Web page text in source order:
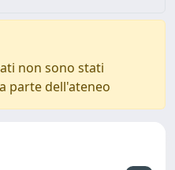
non sono stati
parte dell'ateneo